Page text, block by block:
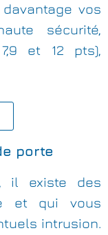
vos
sécurité,
et 12 pts),
porte
il existe des
et qui vous
intrusion.